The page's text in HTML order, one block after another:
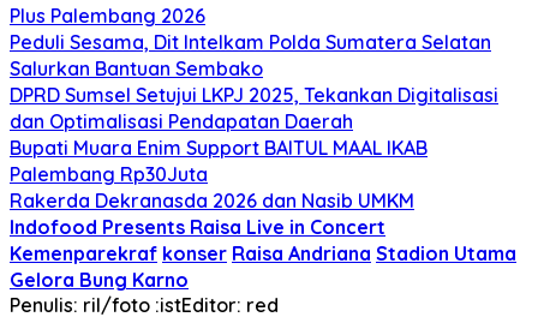
Plus Palembang 2026
Peduli Sesama, Dit Intelkam Polda Sumatera Selatan
Salurkan Bantuan Sembako
DPRD Sumsel Setujui LKPJ 2025, Tekankan Digitalisasi
dan Optimalisasi Pendapatan Daerah
Bupati Muara Enim Support BAITUL MAAL IKAB
Palembang Rp30Juta
Rakerda Dekranasda 2026 dan Nasib UMKM
Indofood Presents Raisa Live in Concert
Kemenparekraf konser Raisa Andriana Stadion Utama
Gelora Bung Karno
Penulis: ril/foto :istEditor: red